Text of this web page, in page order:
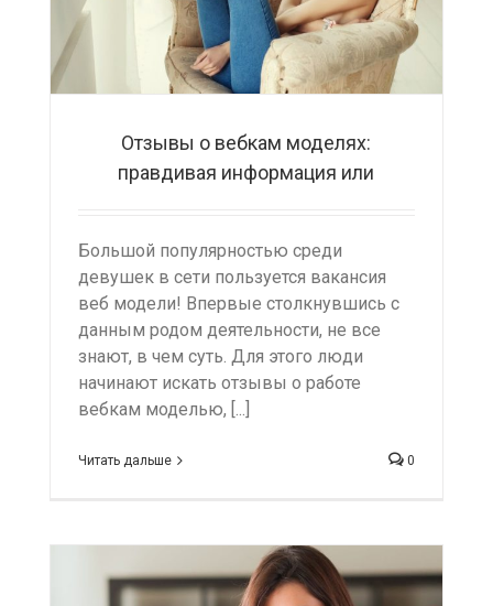
Отзывы о вебкам моделях:
правдивая информация или
Большой популярностью среди
девушек в сети пользуется вакансия
веб модели! Впервые столкнувшись с
данным родом деятельности, не все
знают, в чем суть. Для этого люди
начинают искать отзывы о работе
вебкам моделью, [...]
Читать дальше 0